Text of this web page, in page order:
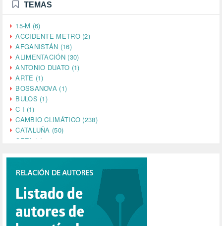
TEMAS
15-M (6)
ACCIDENTE METRO (2)
AFGANISTÁN (16)
ALIMENTACIÓN (30)
ANTONIO DUATO (1)
ARTE (1)
BOSSANOVA (1)
BULOS (1)
C I (1)
CAMBIO CLIMÁTICO (238)
CATALUÑA (50)
CETA (2)
CINE (35)
COMPROMISO (2)
CONFERENCIA (1)
CONSUMO (1)
CORONAVIRUS (155)